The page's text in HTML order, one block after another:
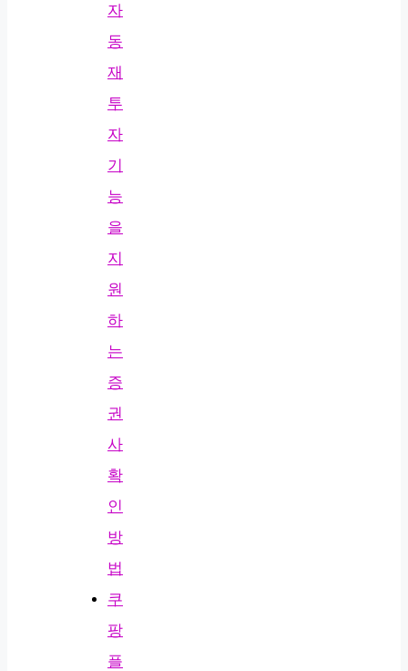
자
동
재
투
자
기
능
을
지
원
하
는
증
권
사
확
인
방
법
쿠
팡
플